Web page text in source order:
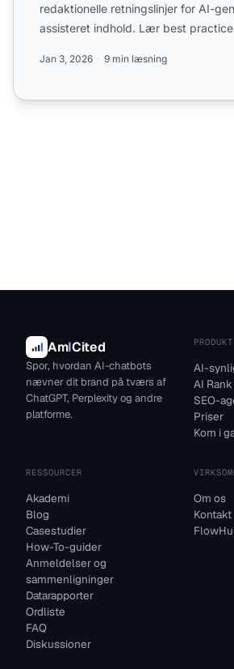
redaktionelle retningslinjer for AI-
assisteret indhold. Lær best
Jan 3, 2026 9 min læsning
AmICited
Spor, hvordan AI-chatbots
nævner dit brand på tværs af
ChatGPT, Perplexity og andre
platforme.
PRODUKT
AI-
AI
SEO-
Priser
Kom i
RESSOURCER
Akademi
Blog
Casestudier
How-To-guider
Anmeldelser og
sammenligninger
Datarapporter
Ordliste
FAQ
Diskussioner
Om os
Kontakt